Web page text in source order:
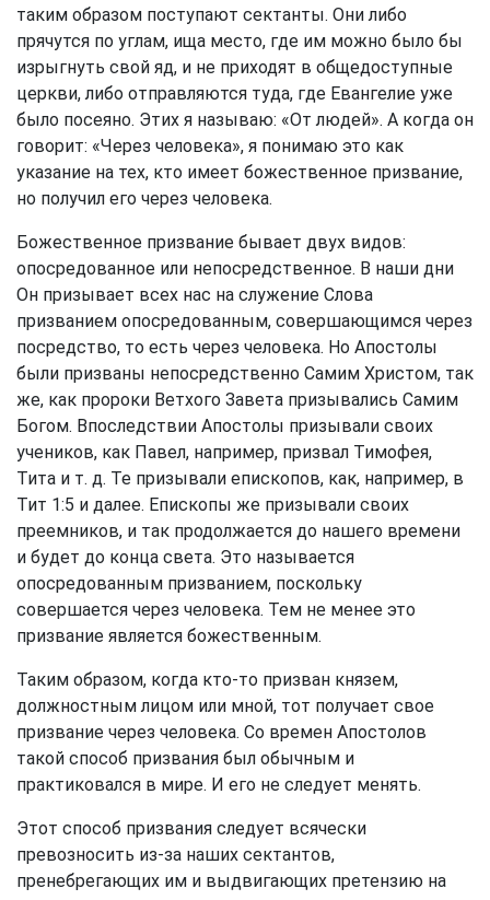
таким образом поступают сектанты. Они либо
прячутся по углам, ища место, где им можно было бы
изрыгнуть свой яд, и не приходят в общедоступные
церкви, либо отправляются туда, где Евангелие уже
было посеяно. Этих я называю: «От людей». А когда он
говорит: «Через человека», я понимаю это как
указание на тех, кто имеет божественное призвание,
но получил его через человека.
Божественное призвание бывает двух видов:
опосредованное или непосредственное. В наши дни
Он призывает всех нас на служение Слова
призванием опосредованным, совершающимся через
посредство, то есть через человека. Но Апостолы
были призваны непосредственно Самим Христом, так
же, как пророки Ветхого Завета призывались Самим
Богом. Впоследствии Апостолы призывали своих
учеников, как Павел, например, призвал Тимофея,
Тита и т. д. Те призывали епископов, как, например, в
Тит 1:5 и далее. Епископы же призывали своих
преемников, и так продолжается до нашего времени
и будет до конца света. Это называется
опосредованным призванием, поскольку
совершается через человека. Тем не менее это
призвание является божественным.
Таким образом, когда кто-то призван князем,
должностным лицом или мной, тот получает свое
призвание через человека. Со времен Апостолов
такой способ призвания был обычным и
практиковался в мире. И его не следует менять.
Этот способ призвания следует всячески
превозносить из-за наших сектантов,
пренебрегающих им и выдвигающих претензию на